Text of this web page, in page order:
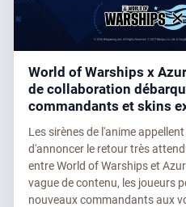
World of Warships x
de collaboration
commandants et skins
Les sirènes de l'anime
d'annoncer le retour très
entre World of Warships et
vague de contenu, les joueurs
nouveaux commandants aux